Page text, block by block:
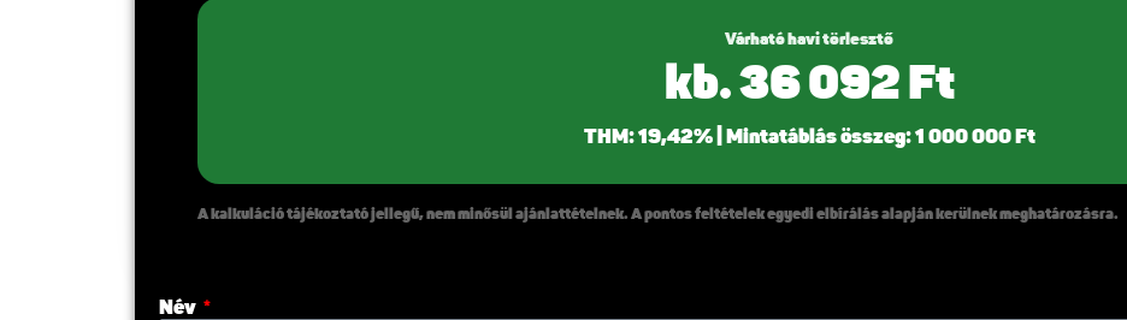
Várható havi törlesztő
kb. 36 092 Ft
THM: 19,42% | Mintatáblás összeg: 1 000 000 Ft
A kalkuláció tájékoztató jellegű, nem minősül ajánlattételnek. A pontos feltételek egyedi elbírálás alapján kerülnek meghatározásra.
Név